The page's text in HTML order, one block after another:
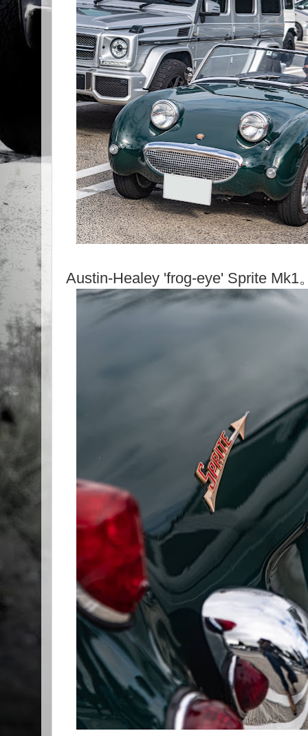
Austin-Healey 'frog-eye' Sprite Mk1